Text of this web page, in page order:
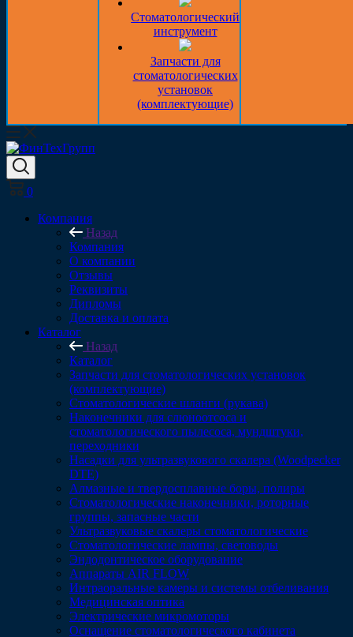
Стоматологический
инструмент
Запчасти для
стоматологических
установок
(комплектующие)
0
Компания
Назад
Компания
О компании
Отзывы
Реквизиты
Дипломы
Доставка и оплата
Каталог
Назад
Каталог
Запчасти для стоматологических установок
(комплектующие)
Стоматологические шланги (рукава)
Наконечники для слюноотсоса и
стоматологического пылесоса, мундштуки,
переходники
Насадки для ультразвукового скалера (Woodpecker
DTE)
Алмазные и твердосплавные боры, полиры
Стоматологические наконечники, роторные
группы, запасные части
Ультразвуковые скалеры стоматологические
Стоматологические лампы, световоды
Эндодонтическое оборудование
Аппараты AIR FLOW
Интраоральные камеры и системы отбеливания
Медицинская оптика
Электрические микромоторы
Оснащение стоматологического кабинета